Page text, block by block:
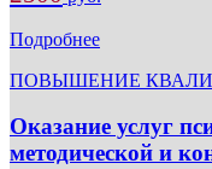
Подробнее
ПОВЫШЕНИЕ
Оказание услуг
методической и